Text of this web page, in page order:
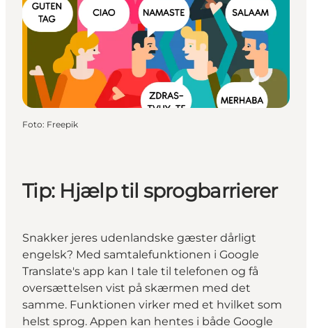
Foto: Freepik
Tip: Hjælp til sprogbarrierer
Snakker jeres udenlandske gæster dårligt
engelsk? Med samtalefunktionen i Google
Translate's app kan I tale til telefonen og få
oversættelsen vist på skærmen med det
samme. Funktionen virker med et hvilket som
helst sprog. Appen kan hentes i både Google